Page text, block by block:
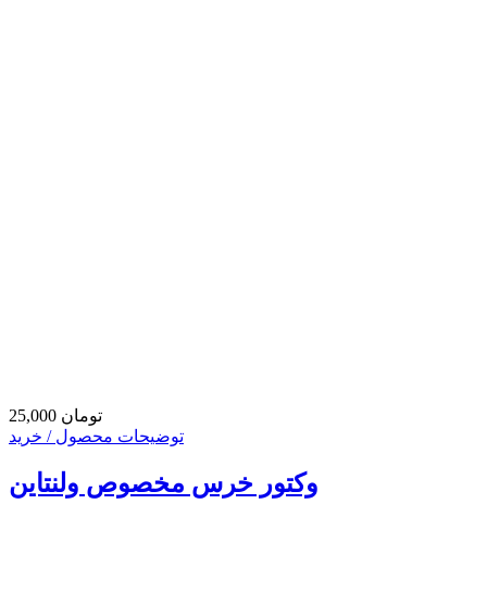
25,000 تومان
توضیحات محصول / خرید
وکتور خرس مخصوص ولنتاین